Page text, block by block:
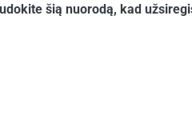
šią nuorodą, kad